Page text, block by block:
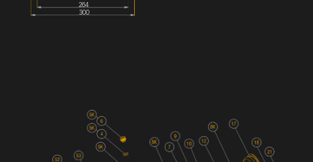
264
300